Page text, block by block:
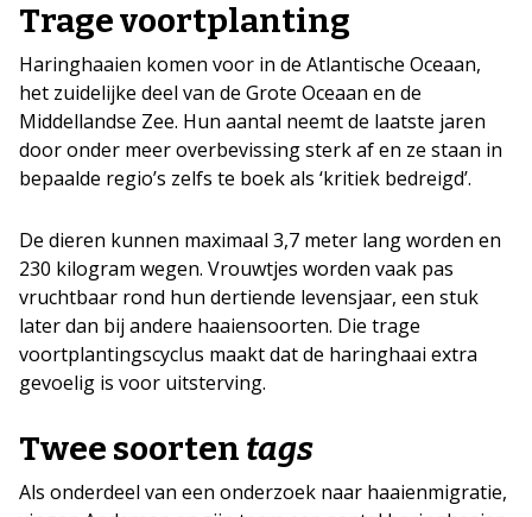
Trage voortplanting
Haringhaaien komen voor in de Atlantische Oceaan,
het zuidelijke deel van de Grote Oceaan en de
Middellandse Zee. Hun aantal neemt de laatste jaren
door onder meer overbevissing sterk af en ze staan in
bepaalde regio’s zelfs te boek als ‘kritiek bedreigd’.
De dieren kunnen maximaal 3,7 meter lang worden en
230 kilogram wegen. Vrouwtjes worden vaak pas
vruchtbaar rond hun dertiende levensjaar, een stuk
later dan bij andere haaiensoorten. Die trage
voortplantingscyclus maakt dat de haringhaai extra
gevoelig is voor uitsterving.
Twee soorten tags
Als onderdeel van een onderzoek naar haaienmigratie,